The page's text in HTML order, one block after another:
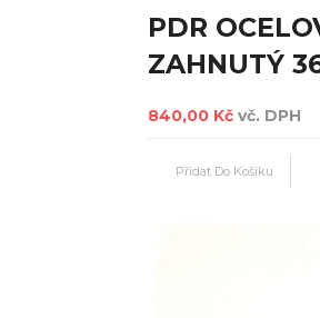
PDR
ZAHNUTÝ
840,00 Kč vč. DPH